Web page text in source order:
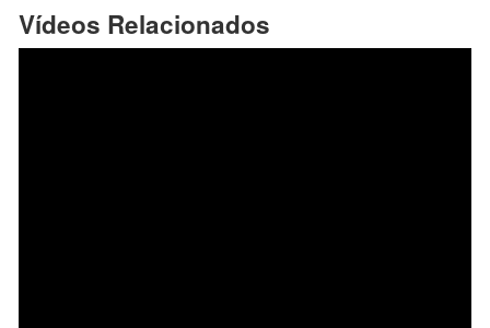
Vídeos Relacionados